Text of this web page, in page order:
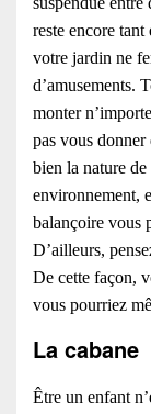
reste encore
votre jardin ne
d’amusements.
monter
pas vous
bien la nature
environnement,
balançoire vous
D’ailleurs,
De cette façon,
vous pourriez
La cabane
Être un enfant